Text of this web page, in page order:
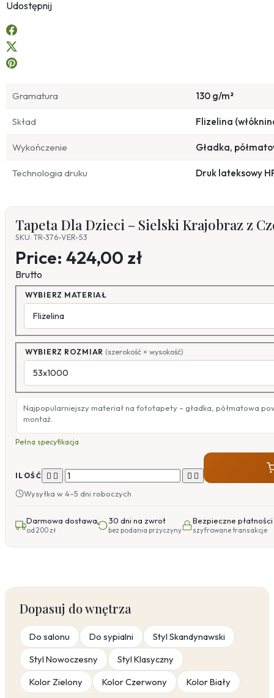
Udostępnij
Gramatura 130 g/m²
Skład Flizelina
Wykończenie Gładka,
Technologia druku Druk lateksowy
Tapeta Dla Dzieci – Sielski Krajobraz z
SKU: TR-376-VER-53
Price: 424,00 zł
Brutto
WYBIERZ MATERIAŁ
WYBIERZ ROZMIAR (szerokość × wysokość)
Najpopularniejszy materiał na fototapety – gładka, półmatowa
montaż.
Pełna specyfikacja
ILOŚĆ    
Wysyłka w 4–5 dni roboczych
Darmowa dostawa
od 200 zł
30 dni na zwrot
bez podania przyczyny
Bezpieczne płatności
szyfrowane transakcje
Dopasuj do wnętrza
Do salonu Do sypialni
Styl Skandynawski
Styl Nowoczesny
Styl Klasyczny
Kolor Zielony
Kolor Czerwony Kolor Biały